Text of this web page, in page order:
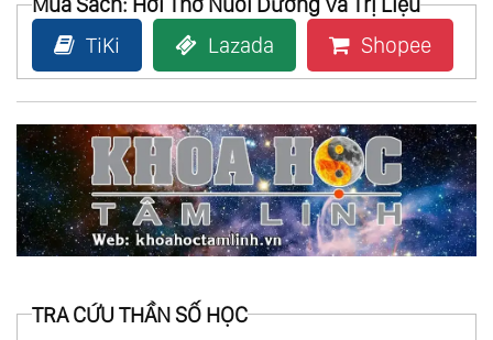
TiKi
Lazada Shopee
TRA CỨU THẦN SỐ HỌC